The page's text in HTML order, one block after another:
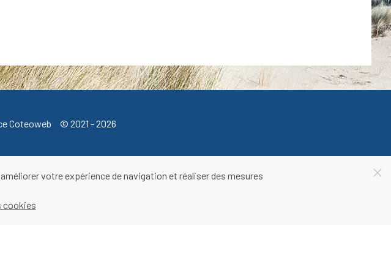
Coteoweb © 2021 - 2026
votre expérience de navigation et réaliser des mesures
cookies